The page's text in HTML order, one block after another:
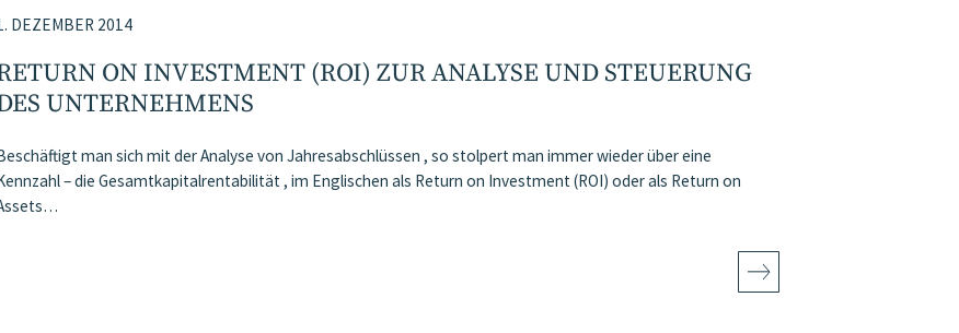
DEZEMBER 2014
ON INVESTMENT (ROI) ZUR ANALYSE UND STEUERUNG
UNTERNEHMENS
man sich mit der Analyse von Jahresabschlüssen , so stolpert man immer wieder über eine
– die Gesamtkapitalrentabilität , im Englischen als Return on Investment (ROI) oder als Return on